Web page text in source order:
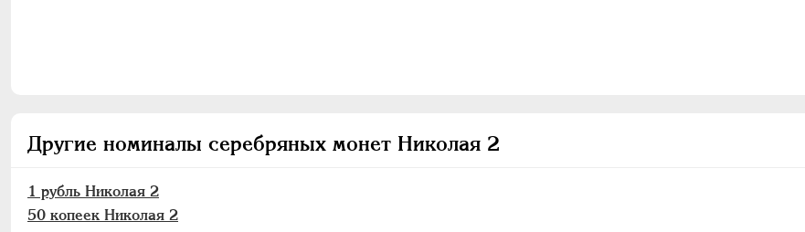
Другие номиналы серебряных монет Николая 2
1 рубль Николая 2
50 копеек Николая 2